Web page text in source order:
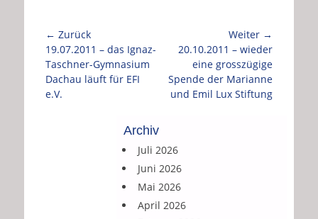
Beitragsnavigation
← Zurück
Vorhergehender
Beitrag:
19.07.2011 – das Ignaz-
Taschner-Gymnasium
Dachau läuft für EFI
e.V.
Weiter →
Nächster
Beitrag:
20.10.2011 – wieder
eine grosszügige
Spende der Marianne
und Emil Lux Stiftung
Archiv
Juli 2026
Juni 2026
Mai 2026
April 2026